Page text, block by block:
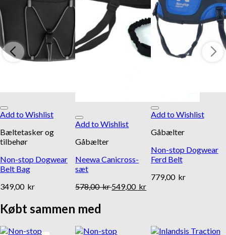
Add to Wishlist
Bæltetasker og
tilbehør
Non-stop Dogwear
Belt Bag
349,00 kr
Add to Wishlist
Gåbælter
Neewa Canicross-
sæt
578,00kr549,00 kr
Add to Wishlist
Gåbælter
Non-stop Dogwear
Ferd Belt
779,00 kr
Købt sammen med